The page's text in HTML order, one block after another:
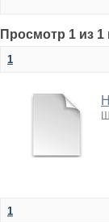
Просмотр 1 из
1
1